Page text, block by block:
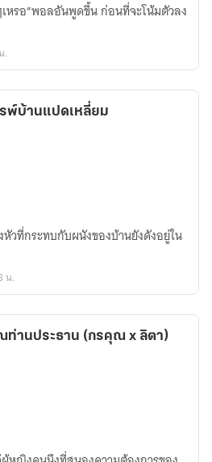
หรอ”พอลอันพูดขึ้น ก่อนที่จะโน้มตัวลง
.
พ์บ้านแปดเหลี่ยม
หัวที่กระทบกับผนังของบ้านยังดังอยู่ใน
น.
ท่านประธาน (กรคุณ x ลิตา)